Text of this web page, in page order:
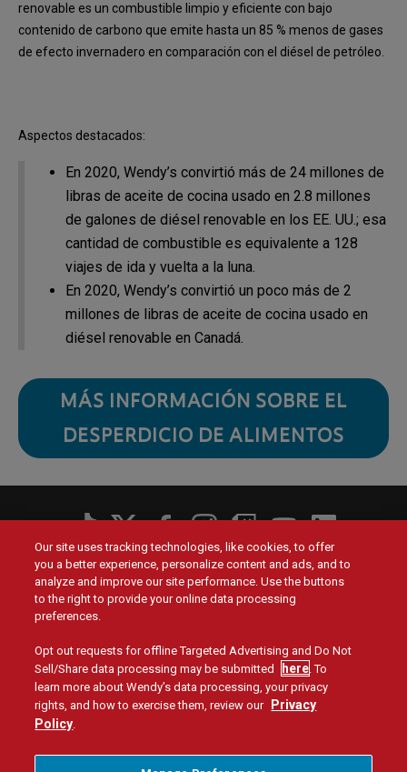
renovable es un combustible limpio y eficiente con bajo
contenido de carbono que emite hasta un 85 % menos de gases
de efecto invernadero en comparación con el diésel de petróleo.
Aspectos destacados:
En 2020, Wendy’s convirtió más de 24 millones de
libras de aceite de cocina usado en 2.8 millones
de galones de diésel renovable en los EE. UU.; esa
cantidad de combustible es equivalente a 128
viajes de ida y vuelta a la luna.
En 2020, Wendy’s convirtió un poco más de 2
millones de libras de aceite de cocina usado en
diésel renovable en Canadá.
MÁS INFORMACIÓN SOBRE EL
DESPERDICIO DE ALIMENTOS
Main
navigation
Menú
Valores
Empresa
Encontrar trabajos
Footer
menu
Contact Us
Menu
Our site uses tracking technologies, like cookies, to offer
you a better experience, personalize content and ads, and to
analyze and improve our site performance. Use the buttons
to the right to provide your online data processing
preferences.
Opt out requests for offline Targeted Advertising and Do Not
Sell/Share data processing may be submitted
here. To
learn more about Wendy’s data processing, your privacy
rights, and how to exercise them, review our
Privacy
Policy.